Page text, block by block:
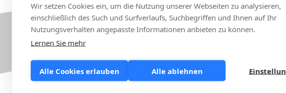
Wir setzen Cookies ein, um die Nutzung unserer Webseiten zu analysieren,
einschließlich des Such und Surfverlaufs, Suchbegriffen und Ihnen auf Ihr
Nutzungsverhalten angepasste Informationen anbieten zu können.
Lernen Sie mehr
Alle Cookies erlauben Alle ablehnen